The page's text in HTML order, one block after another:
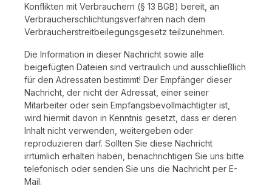
Konflikten mit Verbrauchern (§ 13 BGB) bereit, an
Verbraucherschlichtungsverfahren nach dem
Verbraucherstreitbeilegungsgesetz teilzunehmen.
Die Information in dieser Nachricht sowie alle
beigefügten Dateien sind vertraulich und ausschließlich
für den Adressaten bestimmt! Der Empfänger dieser
Nachricht, der nicht der Adressat, einer seiner
Mitarbeiter oder sein Empfangsbevollmächtigter ist,
wird hiermit davon in Kenntnis gesetzt, dass er deren
Inhalt nicht verwenden, weitergeben oder
reproduzieren darf. Sollten Sie diese Nachricht
irrtümlich erhalten haben, benachrichtigen Sie uns bitte
telefonisch oder senden Sie uns die Nachricht per E-
Mail.